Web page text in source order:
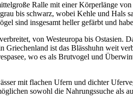
Ralle mit einer Körperlänge
bis schwarz, wobei Kehle und
sind insgesamt heller gefärbt und
von Westeuropa bis Ostasien.
Griechenland ist das Blässhuhn weit
wo es als Brutvogel und
mit flachen Ufern und dichter
sowohl die Nahrungssuche als